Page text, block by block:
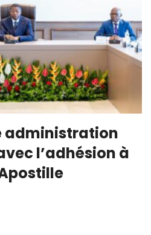
administration
l’adhésion à